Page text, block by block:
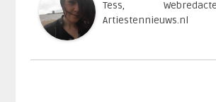
Tess,
Artiestennieuws.nl